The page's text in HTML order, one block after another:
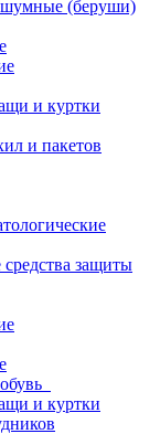
(беруши)
и куртки
и пакетов
защиты
и куртки